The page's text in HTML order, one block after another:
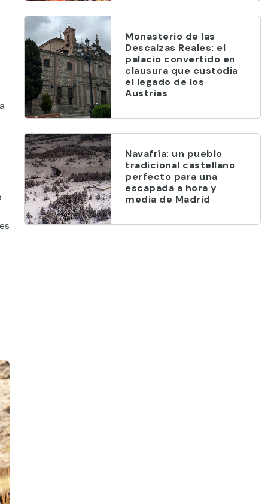
Monasterio de las
Descalzas Reales: el
palacio convertido en
clausura que custodia
el legado de los
Austrias
Navafría: un pueblo
tradicional castellano
perfecto para una
escapada a hora y
media de Madrid